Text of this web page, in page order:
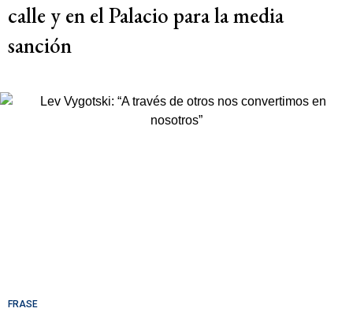
calle y en el Palacio para la media
sanción
FRASE